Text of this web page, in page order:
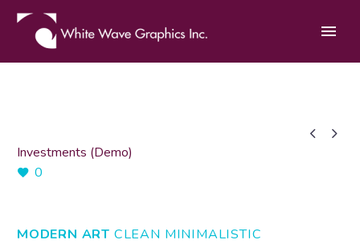
 
Investments (Demo)
0
MODERN ART CLEAN MINIMALISTIC